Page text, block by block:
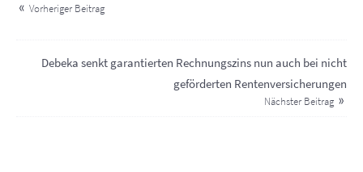
Vorheriger Beitrag
Debeka senkt garantierten Rechnungszins nun auch bei nicht
geförderten Rentenversicherungen
Nächster Beitrag